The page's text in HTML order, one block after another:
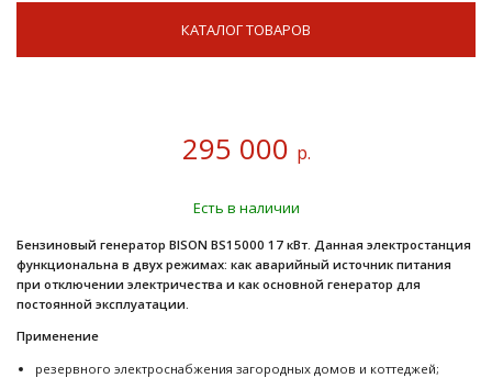
КАТАЛОГ ТОВАРОВ
295 000 р.
Есть в наличии
Бензиновый генератор BISON BS15000 17 кВт. Данная электростанция
функциональна в двух режимах: как аварийный источник питания
при отключении электричества и как основной генератор для
постоянной эксплуатации.
Применение
резервного электроснабжения загородных домов и коттеджей;